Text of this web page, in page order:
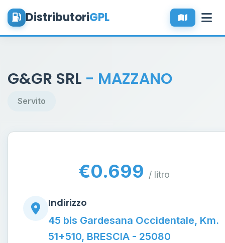
DistributoriGPL
G&GR SRL - MAZZANO
Servito
€0.699 / litro
Indirizzo
45 bis Gardesana Occidentale, Km.
51+510, BRESCIA - 25080